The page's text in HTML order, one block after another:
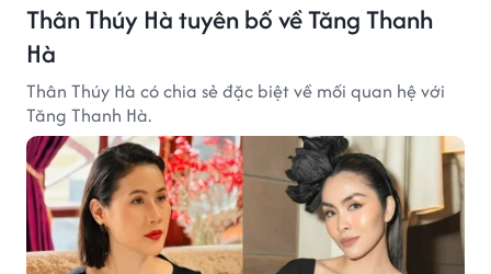
Thân Thúy Hà tuyên bố về Tăng Thanh
Hà
Thân Thúy Hà có chia sẻ đặc biệt về mối quan hệ với
Tăng Thanh Hà.